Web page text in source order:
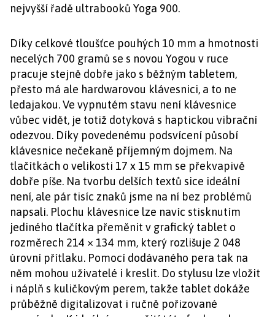
nejvyšší řadě ultrabooků Yoga 900.
Díky celkové tloušťce pouhých 10 mm a hmotnosti
necelých 700 gramů se s novou Yogou v ruce
pracuje stejně dobře jako s běžným tabletem,
přesto má ale hardwarovou klávesnici, a to ne
ledajakou. Ve vypnutém stavu není klávesnice
vůbec vidět, je totiž dotyková s haptickou vibrační
odezvou. Díky povedenému podsvícení působí
klávesnice nečekaně příjemným dojmem. Na
tlačítkách o velikosti 17 x 15 mm se překvapivě
dobře píše. Na tvorbu delších textů sice ideální
není, ale pár tisíc znaků jsme na ní bez problémů
napsali. Plochu klávesnice lze navíc stisknutím
jediného tlačítka přeměnit v grafický tablet o
rozměrech 214 × 134 mm, který rozlišuje 2 048
úrovní přítlaku. Pomocí dodávaného pera tak na
něm mohou uživatelé i kreslit. Do stylusu lze vložit
i náplň s kuličkovým perem, takže tablet dokáže
průběžně digitalizovat i ručně pořizované